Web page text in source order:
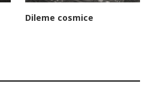
Dileme cosmice